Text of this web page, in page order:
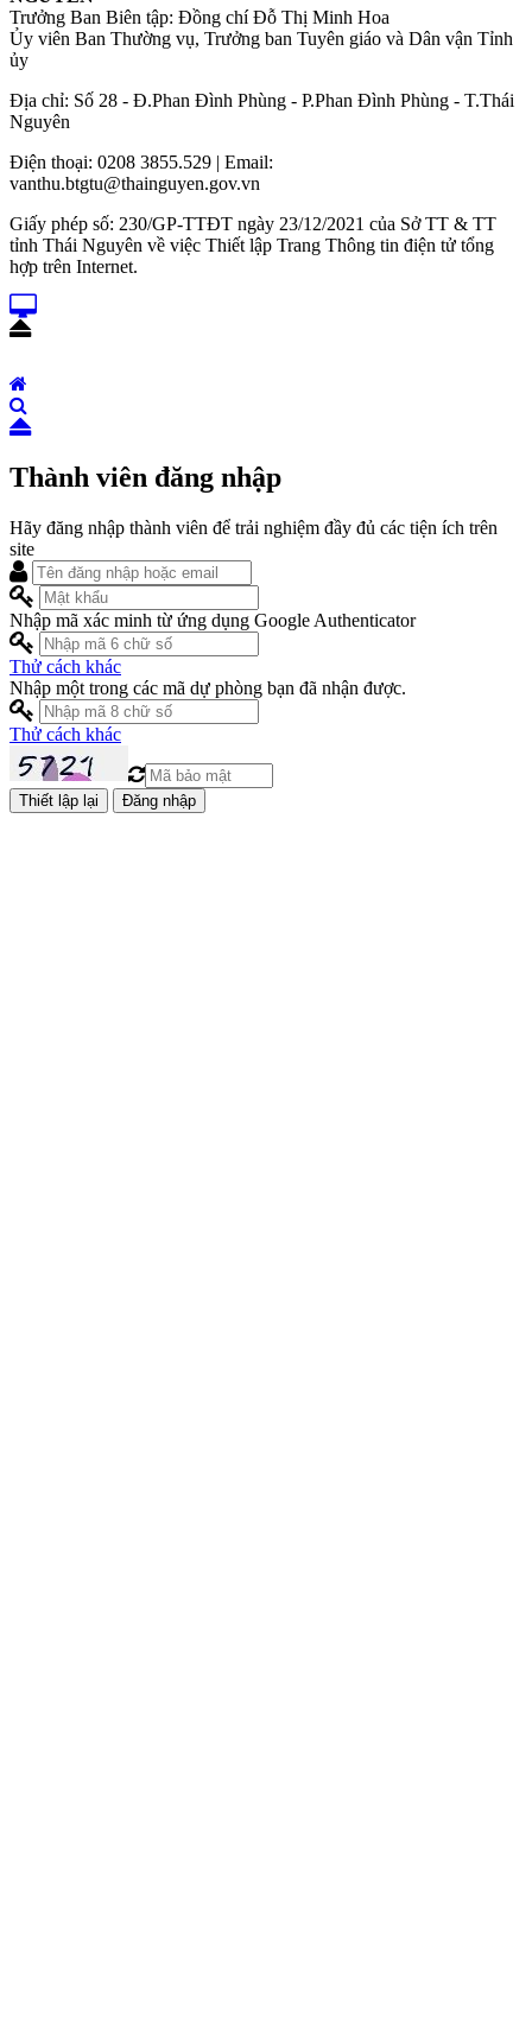
Trưởng Ban Biên tập: Đồng chí Đỗ Thị Minh Hoa
Ủy viên Ban Thường vụ, Trưởng ban Tuyên giáo và Dân vận Tỉnh
ủy
Địa chỉ: Số 28 - Đ.Phan Đình Phùng - P.Phan Đình Phùng - T.Thái
Nguyên
Điện thoại: 0208 3855.529 | Email:
vanthu.btgtu@thainguyen.gov.vn
Giấy phép số: 230/GP-TTĐT ngày 23/12/2021 của Sở TT & TT
tỉnh Thái Nguyên về việc Thiết lập Trang Thông tin điện tử tổng
hợp trên Internet.
Thành viên đăng nhập
Hãy đăng nhập thành viên để trải nghiệm đầy đủ các tiện ích trên
site
Nhập mã xác minh từ ứng dụng Google Authenticator
Thử cách khác
Nhập một trong các mã dự phòng bạn đã nhận được.
Thử cách khác
Đăng nhập